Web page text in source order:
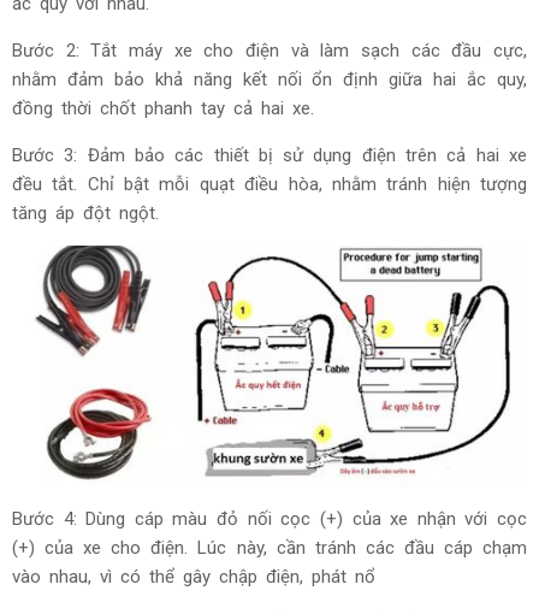
Bước 2: Tắt máy xe cho điện và làm sạch các đầu cực,
nhằm đảm bảo khả năng kết nối ổn định giữa hai ắc quy,
đồng thời chốt phanh tay cả hai xe.
Bước 3: Đảm bảo các thiết bị sử dụng điện trên cả hai xe
đều tắt. Chỉ bật mỗi quạt điều hòa, nhằm tránh hiện tượng
tăng áp đột ngột.
Bước 4: Dùng cáp màu đỏ nối cọc (+) của xe nhận với cọc
(+) của xe cho điện. Lúc này, cần tránh các đầu cáp chạm
vào nhau, vì có thể gây chập điện, phát nổ